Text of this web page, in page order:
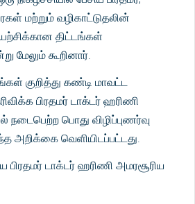
மற்றும் வழிகாட்டுதலின்
திட்டங்கள்
மேலும் கூறினார்.
குறித்து கண்டி மாவட்ட
பிரதமர் டாக்டர் ஹரிணி
நடைபெற்ற பொது விழிப்புணர்வு
அறிக்கை வெளியிடப்பட்டது.
பிரதமர் டாக்டர் ஹரிணி அமரசூரிய